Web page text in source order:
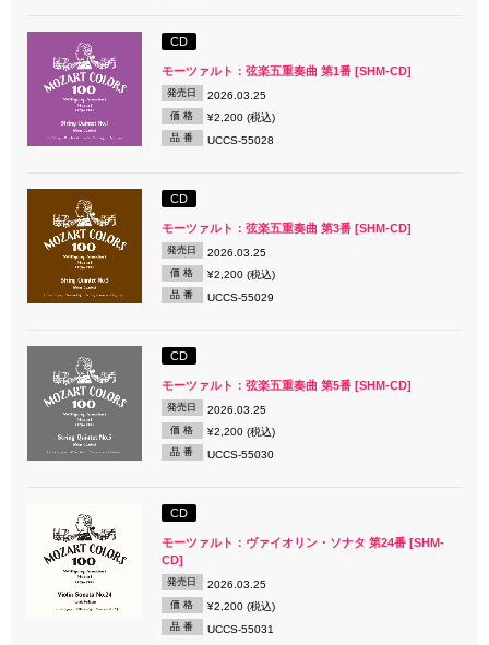
CD
モーツァルト：弦楽五重奏曲 第1番 [SHM-CD]
発売日 2026.03.25
価 格 ¥2,200 (税込)
品 番 UCCS-55028
CD
モーツァルト：弦楽五重奏曲 第3番 [SHM-CD]
発売日 2026.03.25
価 格 ¥2,200 (税込)
品 番 UCCS-55029
CD
モーツァルト：弦楽五重奏曲 第5番 [SHM-CD]
発売日 2026.03.25
価 格 ¥2,200 (税込)
品 番 UCCS-55030
CD
モーツァルト：ヴァイオリン・ソナタ 第24番 [SHM-
CD]
発売日 2026.03.25
価 格 ¥2,200 (税込)
品 番 UCCS-55031